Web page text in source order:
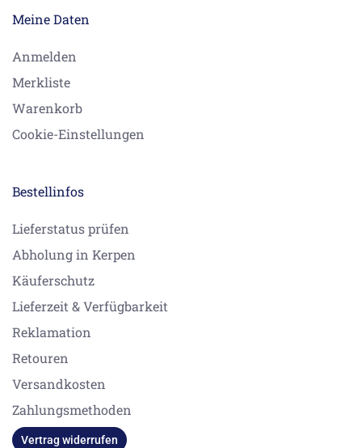
Meine Daten
Anmelden
Merkliste
Warenkorb
Cookie-Einstellungen
Bestellinfos
Lieferstatus prüfen
Abholung in Kerpen
Käuferschutz
Lieferzeit & Verfügbarkeit
Reklamation
Retouren
Versandkosten
Zahlungsmethoden
Vertrag widerrufen